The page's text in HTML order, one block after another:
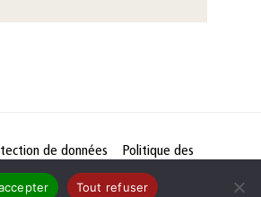
de données
Politique des
Tout refuser